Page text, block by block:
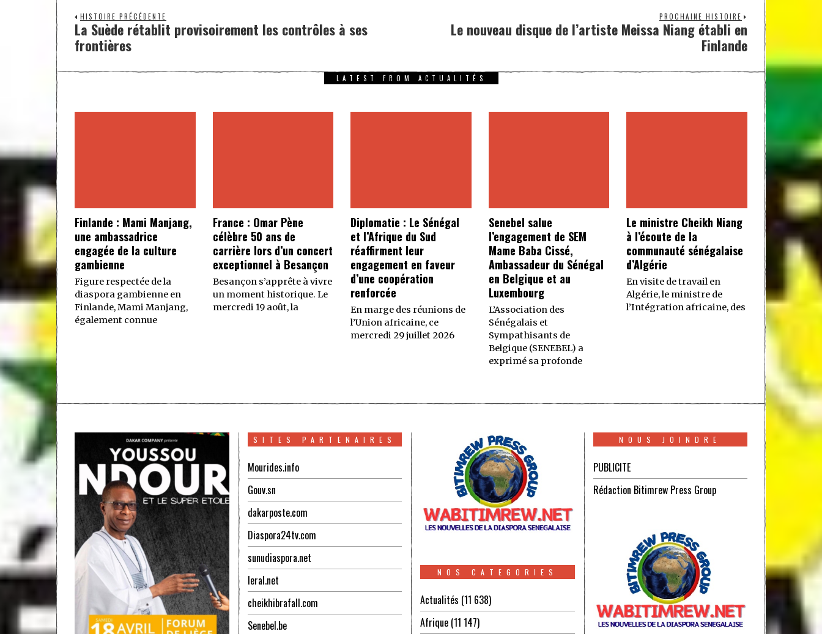
HISTOIRE PRÉCÉDENTE
La Suède rétablit provisoirement les contrôles à ses
frontières
PROCHAINE HISTOIRE
Le nouveau disque de l’artiste Meissa Niang établi en
Finlande
LATEST FROM ACTUALITÉS
Finlande : Mami Manjang,
une ambassadrice
engagée de la culture
gambienne
Figure respectée de la
diaspora gambienne en
Finlande, Mami Manjang,
également connue
France : Omar Pène
célèbre 50 ans de
carrière lors d’un concert
exceptionnel à Besançon
Besançon s’apprête à vivre
un moment historique. Le
mercredi 19 août, la
Diplomatie : Le Sénégal
et l’Afrique du Sud
réaffirment leur
engagement en faveur
d’une coopération
renforcée
En marge des réunions de
l’Union africaine, ce
mercredi 29 juillet 2026
Senebel salue
l’engagement de SEM
Mame Baba Cissé,
Ambassadeur du Sénégal
en Belgique et au
Luxembourg
L’Association des
Sénégalais et
Sympathisants de
Belgique (SENEBEL) a
exprimé sa profonde
Le ministre Cheikh Niang
à l’écoute de la
communauté sénégalaise
d’Algérie
En visite de travail en
Algérie, le ministre de
l’Intégration africaine, des
SITES PARTENAIRES
Mourides.info
Gouv.sn
dakarposte.com
Diaspora24tv.com
sunudiaspora.net
leral.net
cheikhibrafall.com
Senebel.be
NOS CATEGORIES
Actualités (11 638)
Afrique (11 147)
NOUS JOINDRE
PUBLICITE
Rédaction Bitimrew Press Group